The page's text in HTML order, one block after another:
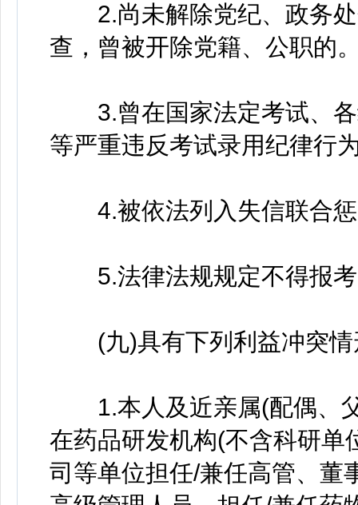
2.尚未解除党纪、政务处
查，曾被开除党籍、公职的
3.曾在国家法定考试、各
等严重违反考试录用纪律行
4.被依法列入失信联合惩
5.法律法规规定不得报考
(九)具有下列利益冲突情
1.本人及近亲属(配偶、父
在药品研发机构(不含科研单
司等单位担任/兼任高管、董